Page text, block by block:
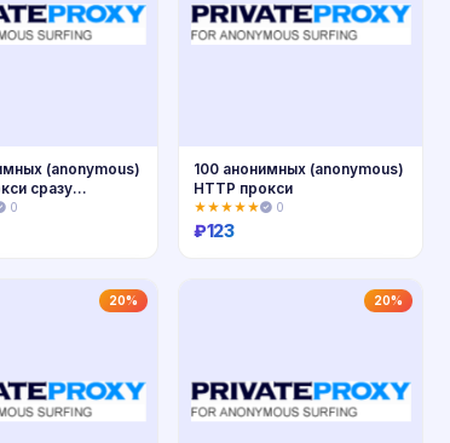
(anonymous)
сразу
0
100 анонимных (anonymous)
HTTP прокси
★★★★★ 0
₽123
20% 20%